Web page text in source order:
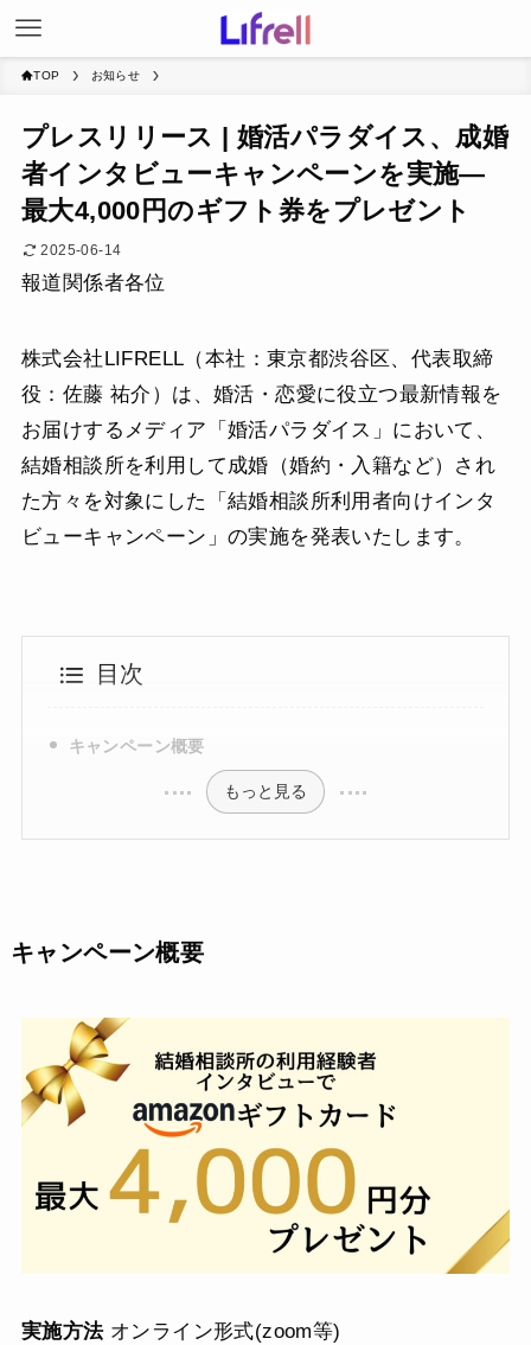
TOP お知らせ
プレスリリース | 婚活パラダイス、成婚
者インタビューキャンペーンを実施―
最大4,000円のギフト券をプレゼント
2025-06-14
報道関係者各位
株式会社LIFRELL（本社：東京都渋谷区、代表取締
役：佐藤 祐介）は、婚活・恋愛に役立つ最新情報を
お届けするメディア「婚活パラダイス」において、
結婚相談所を利用して成婚（婚約・入籍など）され
た方々を対象にした「結婚相談所利用者向けインタ
ビューキャンペーン」の実施を発表いたします。
目次
キャンペーン概要
もっと見る
キャンペーン概要
実施方法 オンライン形式(zoom等)